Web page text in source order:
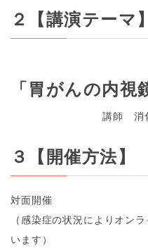
２【講演テー
「胃がんの内視
講師
３【開催方法】
対面開催
（感染症の状況によりオン
います）